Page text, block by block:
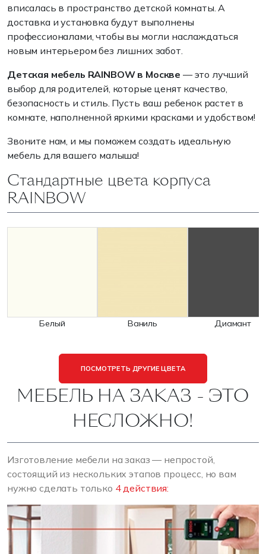
вписалась в пространство детской комнаты. А
доставка и установка будут выполнены
профессионалами, чтобы вы могли наслаждаться
новым интерьером без лишних забот.
Детская мебель RAINBOW в Москве — это лучший
выбор для родителей, которые ценят качество,
безопасность и стиль. Пусть ваш ребенок растет в
комнате, наполненной яркими красками и удобством!
Звоните нам, и мы поможем создать идеальную
мебель для вашего малыша!
Стандартные цвета корпуса
RAINBOW
Белый Ваниль Диамант
ПОСМОТРЕТЬ ДРУГИЕ ЦВЕТА
МЕБЕЛЬ НА ЗАКАЗ - ЭТО
НЕСЛОЖНО!
Изготовление мебели на заказ — непростой,
состоящий из нескольких этапов процесс, но вам
нужно сделать только 4 действия: